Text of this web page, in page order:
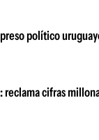
político
cifras